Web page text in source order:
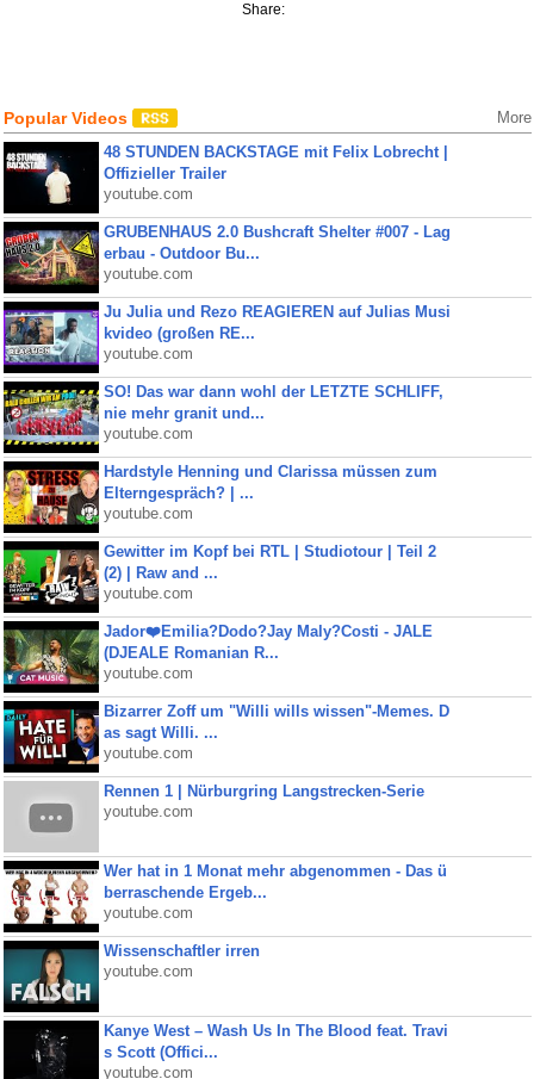
Share:
Popular Videos More
48 STUNDEN BACKSTAGE mit Felix Lobrecht |
Offizieller Trailer
youtube.com
GRUBENHAUS 2.0 Bushcraft Shelter #007 - Lag
erbau - Outdoor Bu...
youtube.com
Ju Julia und Rezo REAGIEREN auf Julias Musi
kvideo (großen RE...
youtube.com
SO! Das war dann wohl der LETZTE SCHLIFF,
nie mehr granit und...
youtube.com
Hardstyle Henning und Clarissa müssen zum
Elterngespräch? | ...
youtube.com
Gewitter im Kopf bei RTL | Studiotour | Teil 2
(2) | Raw and ...
youtube.com
Jador❤️Emilia?Dodo?Jay Maly?Costi - JALE
(DJEALE Romanian R...
youtube.com
Bizarrer Zoff um "Willi wills wissen"-Memes. D
as sagt Willi. ...
youtube.com
Rennen 1 | Nürburgring Langstrecken-Serie
youtube.com
Wer hat in 1 Monat mehr abgenommen - Das ü
berraschende Ergeb...
youtube.com
Wissenschaftler irren
youtube.com
Kanye West – Wash Us In The Blood feat. Travi
s Scott (Offici...
youtube.com